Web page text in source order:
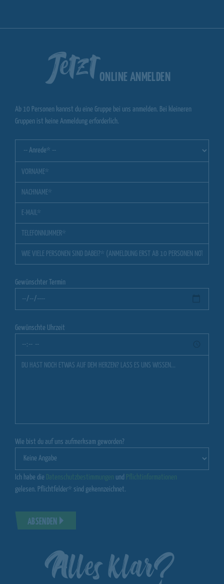
Jetzt ONLINE ANMELDEN
Ab 10 Personen kannst du eine Gruppe bei uns anmelden. Bei kleineren
Gruppen ist keine Anmeldung erforderlich.
Gewünschter Termin
Gewünschte Uhrzeit
Wie bist du auf uns aufmerksam geworden?
Ich habe die und
gelesen. Pflichtfelder* sind gekennzeichnet.
ABSENDEN
Alles klar?